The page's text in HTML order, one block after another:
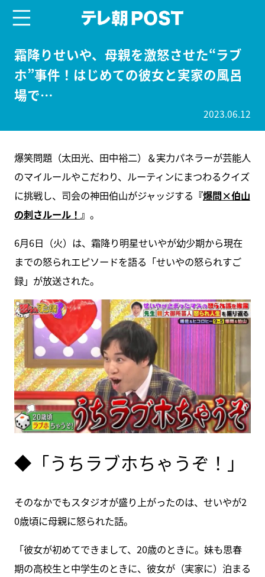
霜降りせいや、母親を激怒させた“ラブ
ホ”事件！はじめての彼女と実家の風呂
場で…
2023.06.12
爆笑問題（太田光、田中裕二）＆実力パネラーが芸能人
のマイルールやこだわり、ルーティンにまつわるクイズ
に挑戦し、司会の神田伯山がジャッジする 『爆問×伯山
の刺さルール！ 』 。
6月6日（火）は、霜降り明星せいやが幼少期から現在
までの怒られエピソードを語る「せいやの怒られすご
録」が放送された。
◆「うちラブホちゃうぞ！」
そのなかでもスタジオが盛り上がったのは、せいやが2
0歳頃に母親に怒られた話。
「彼女が初めてできまして、20歳のときに。妹も思春
期の高校生と中学生のときに、彼女が（実家に）泊まる